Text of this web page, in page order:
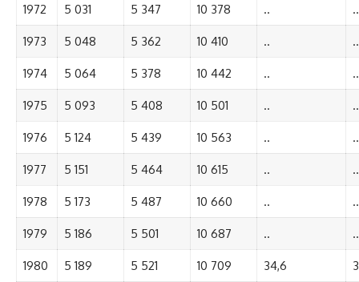
1972 5 031 5 347 10 378 .. ..
1973 5 048 5 362 10 410 .. ..
1974 5 064 5 378 10 442 .. ..
1975 5 093 5 408 10 501 .. ..
1976 5 124 5 439 10 563 .. ..
1977 5 151 5 464 10 615 .. ..
1978 5 173 5 487 10 660 .. ..
1979 5 186 5 501 10 687 .. ..
1980 5 189 5 521 10 709 34,6